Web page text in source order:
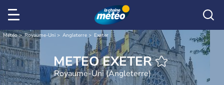
Météo Royaume-Uni Angleterre Exeter
METEO EXETER
Royaume-Uni (Angleterre)